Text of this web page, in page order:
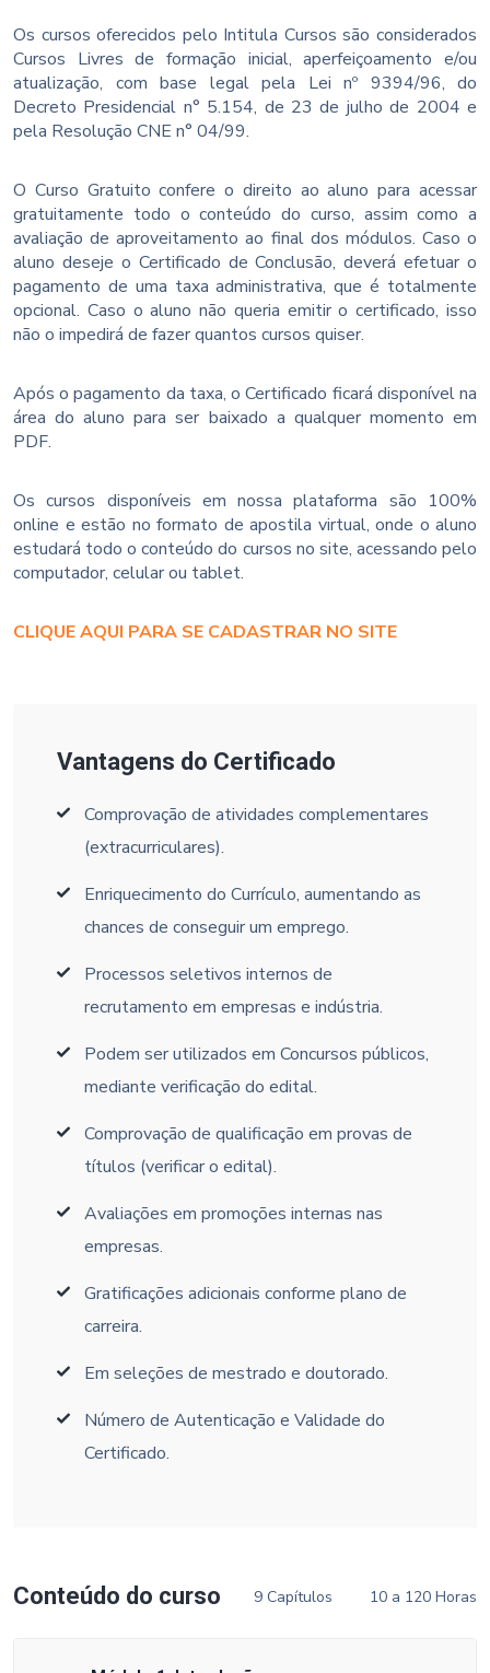
Os cursos oferecidos pelo Intitula Cursos são considerados
Cursos Livres de formação inicial, aperfeiçoamento e/ou
atualização, com base legal pela Lei nº 9394/96, do
Decreto Presidencial n° 5.154, de 23 de julho de 2004 e
pela Resolução CNE n° 04/99.
O Curso Gratuito confere o direito ao aluno para acessar
gratuitamente todo o conteúdo do curso, assim como a
avaliação de aproveitamento ao final dos módulos. Caso o
aluno deseje o Certificado de Conclusão, deverá efetuar o
pagamento de uma taxa administrativa, que é totalmente
opcional. Caso o aluno não queria emitir o certificado, isso
não o impedirá de fazer quantos cursos quiser.
Após o pagamento da taxa, o Certificado ficará disponível na
área do aluno para ser baixado a qualquer momento em
PDF.
Os cursos disponíveis em nossa plataforma são 100%
online e estão no formato de apostila virtual, onde o aluno
estudará todo o conteúdo do cursos no site, acessando pelo
computador, celular ou tablet.
CLIQUE AQUI PARA SE CADASTRAR NO SITE
Vantagens do Certificado
Comprovação de atividades complementares
(extracurriculares).
Enriquecimento do Currículo, aumentando as
chances de conseguir um emprego.
Processos seletivos internos de
recrutamento em empresas e indústria.
Podem ser utilizados em Concursos públicos,
mediante verificação do edital.
Comprovação de qualificação em provas de
títulos (verificar o edital).
Avaliações em promoções internas nas
empresas.
Gratificações adicionais conforme plano de
carreira.
Em seleções de mestrado e doutorado.
Número de Autenticação e Validade do
Certificado.
Conteúdo do curso 9 Capítulos 10 a 120 Horas